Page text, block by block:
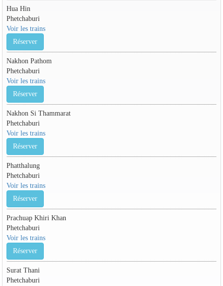
Hua Hin
Phetchaburi
Voir les trains
Réserver
Nakhon Pathom
Phetchaburi
Voir les trains
Réserver
Nakhon Si Thammarat
Phetchaburi
Voir les trains
Réserver
Phatthalung
Phetchaburi
Voir les trains
Réserver
Prachuap Khiri Khan
Phetchaburi
Voir les trains
Réserver
Surat Thani
Phetchaburi